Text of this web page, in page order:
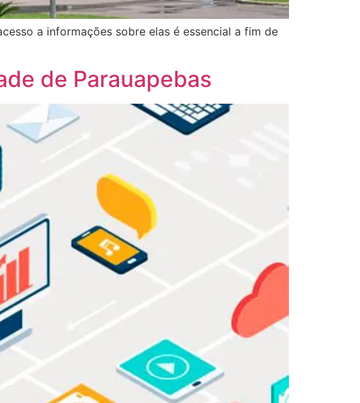
a informações sobre elas é essencial a fim de
de Parauapebas